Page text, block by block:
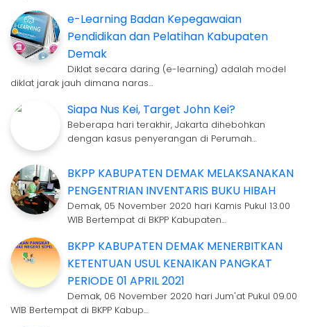
e-Learning Badan Kepegawaian
Pendidikan dan Pelatihan Kabupaten
Demak
Diklat secara daring (e-learning) adalah model
diklat jarak jauh dimana naras…
Siapa Nus Kei, Target John Kei?
Beberapa hari terakhir, Jakarta dihebohkan
dengan kasus penyerangan di Perumah…
BKPP KABUPATEN DEMAK MELAKSANAKAN
PENGENTRIAN INVENTARIS BUKU HIBAH
Demak, 05 November 2020 hari Kamis Pukul 13.00
WIB Bertempat di BKPP Kabupaten…
BKPP KABUPATEN DEMAK MENERBITKAN
KETENTUAN USUL KENAIKAN PANGKAT
PERIODE 01 APRIL 2021
Demak, 06 November 2020 hari Jum'at Pukul 09.00
WIB Bertempat di BKPP Kabup…